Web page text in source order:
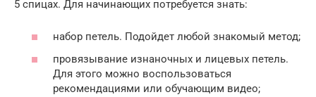
5 спицах. Для начинающих потребуется знать:
набор петель. Подойдет любой знакомый метод;
провязывание изнаночных и лицевых петель.
Для этого можно воспользоваться
рекомендациями или обучающим видео;